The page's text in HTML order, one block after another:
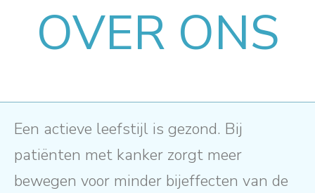
OVER ONS
Een actieve leefstijl is gezond. Bij
patiënten met kanker zorgt meer
bewegen voor minder bijeffecten van de